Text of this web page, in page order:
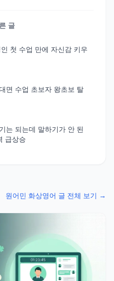
글
첫 수업 만에 자신감 키우
면 수업 초보자 왕초보 탈
는 되는데 말하기가 안 된
급상승
원어민 화상영어 글 전체 보기 →